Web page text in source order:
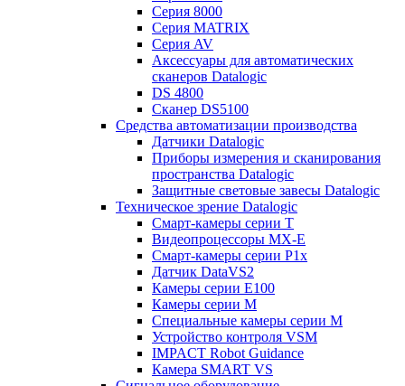
Серия 8000
Серия MATRIX
Серия AV
Аксессуары для автоматических
сканеров Datalogic
DS 4800
Сканер DS5100
Средства автоматизации производства
Датчики Datalogic
Приборы измерения и сканирования
пространства Datalogic
Защитные световые завесы Datalogic
Техническое зрение Datalogic
Смарт-камеры серии T
Видеопроцессоры MX-E
Смарт-камеры серии P1x
Датчик DataVS2
Камеры серии E100
Камеры серии M
Специальные камеры серии M
Устройство контроля VSM
IMPACT Robot Guidance
Камера SMART VS